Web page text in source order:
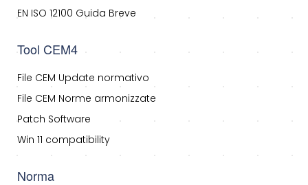
EN ISO 12100 Guida Breve
Tool CEM4
File CEM Update normativo
File CEM Norme armonizzate
Patch Software
Win 11 compatibility
Norma